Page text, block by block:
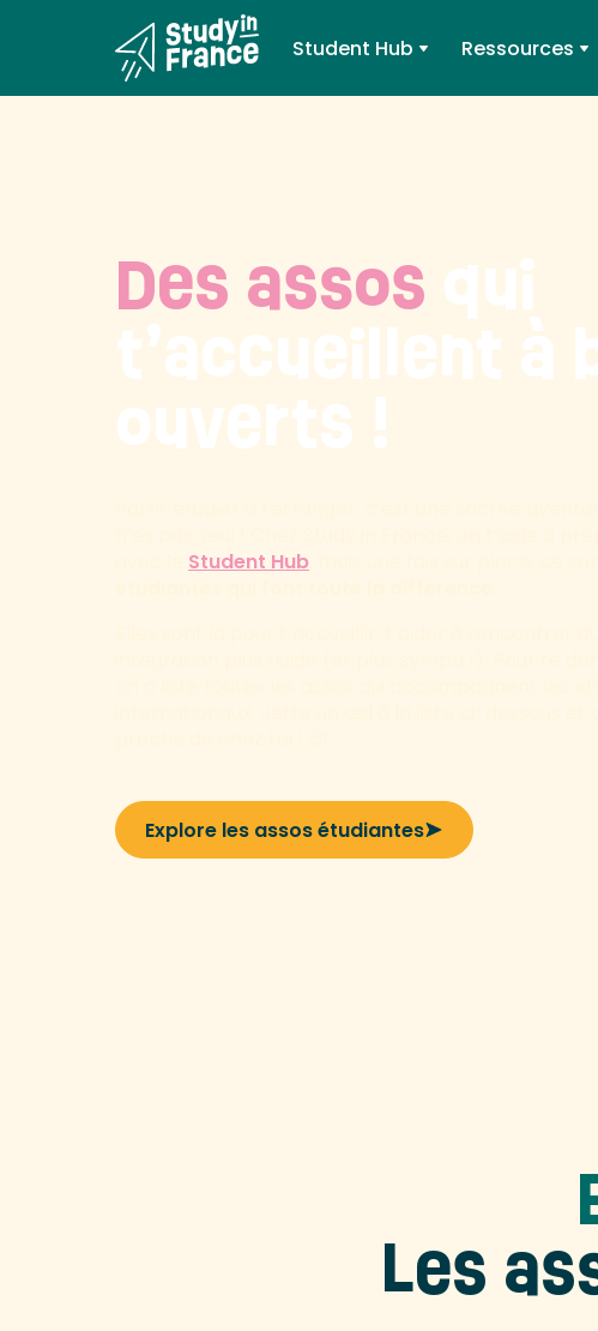
Student Hub Ressources
Des assos
Student Hub
Explore les assos étudiantes
Les